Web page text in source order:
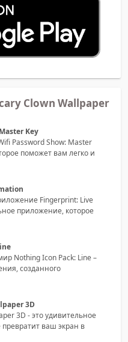
Clown Wallpaper
Key
Password Show: Master
поможет вам легко и
Fingerprint: Live
приложение, которое
Nothing Icon Pack: Line –
созданного
3D
3D - это удивительное
ваш экран в